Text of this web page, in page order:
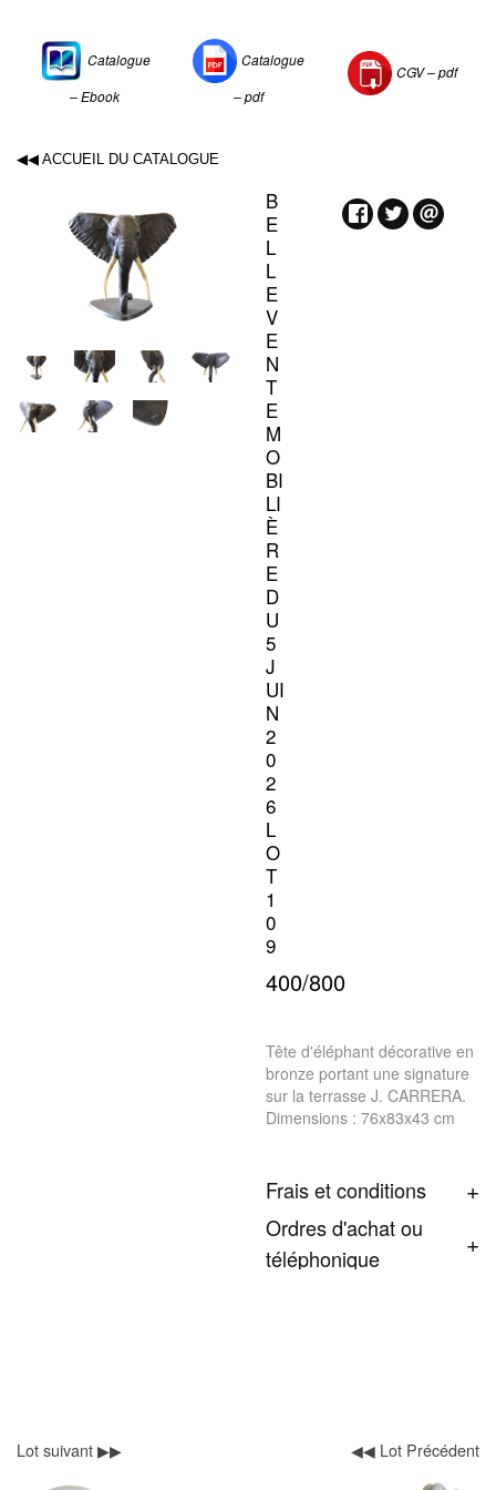
Catalogue
– Ebook
Catalogue
– pdf
CGV –pdf
◀◀ ACCUEIL DU CATALOGUE
B
E
L
L
E
V
E
N
T
E
M
O
BI
LI
È
R
E
D
U
5
J
UI
N
2
0
2
6
L
O
T
1
0
9
400/800
Tête d'éléphant décorative en
bronze portant une signature
sur la terrasse J. CARRERA.
Dimensions : 76x83x43 cm
Frais et conditions
Ordres d'achat ou
téléphonique
Lot suivant ▶▶ ◀◀ Lot Précédent